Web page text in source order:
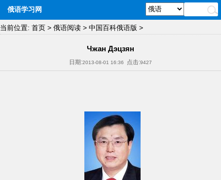
俄语学习网
当前位置: 首页 > 俄语阅读 > 中国百科俄语版 >
Чжан Дэцзян
日期:2013-08-01 16:36 点击:9427